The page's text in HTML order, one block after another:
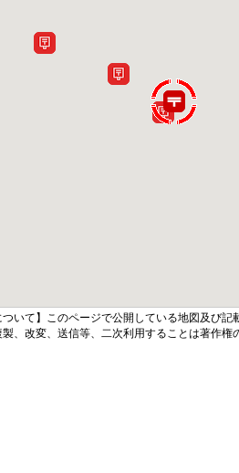
ついて】このページで公開している地図及び
、改変、送信等、二次利用することは著作権